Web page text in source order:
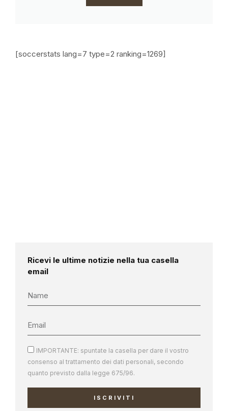
[soccerstats lang=7 type=2 ranking=1269]
Ricevi le ultime notizie nella tua casella
email
IMPORTANTE: spuntate la casella per dare il vostro
consenso al trattamento dei dati personali, secondo
quanto previsto dalla legge 675/96.
ISCRIVITI